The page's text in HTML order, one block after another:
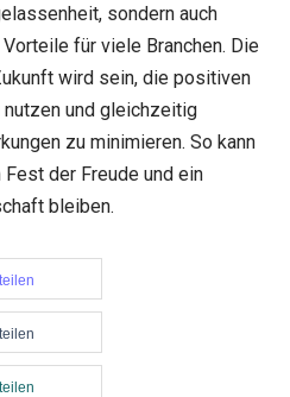
sondern auch
für viele Branchen. Die
wird sein, die positiven
und gleichzeitig
zu minimieren. So kann
der Freude und ein
bleiben.
teilen
teilen
teilen